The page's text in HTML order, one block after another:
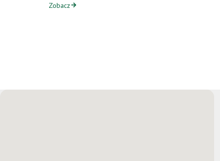
Zobacz